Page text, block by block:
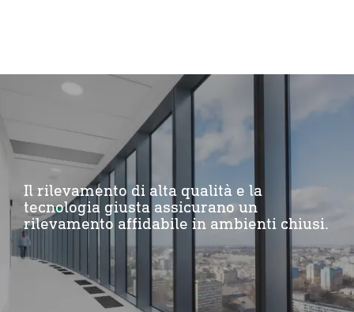
Il rilevamento di alta qualità e la
tecnologia giusta assicurano un
rilevamento affidabile in ambienti chiusi.